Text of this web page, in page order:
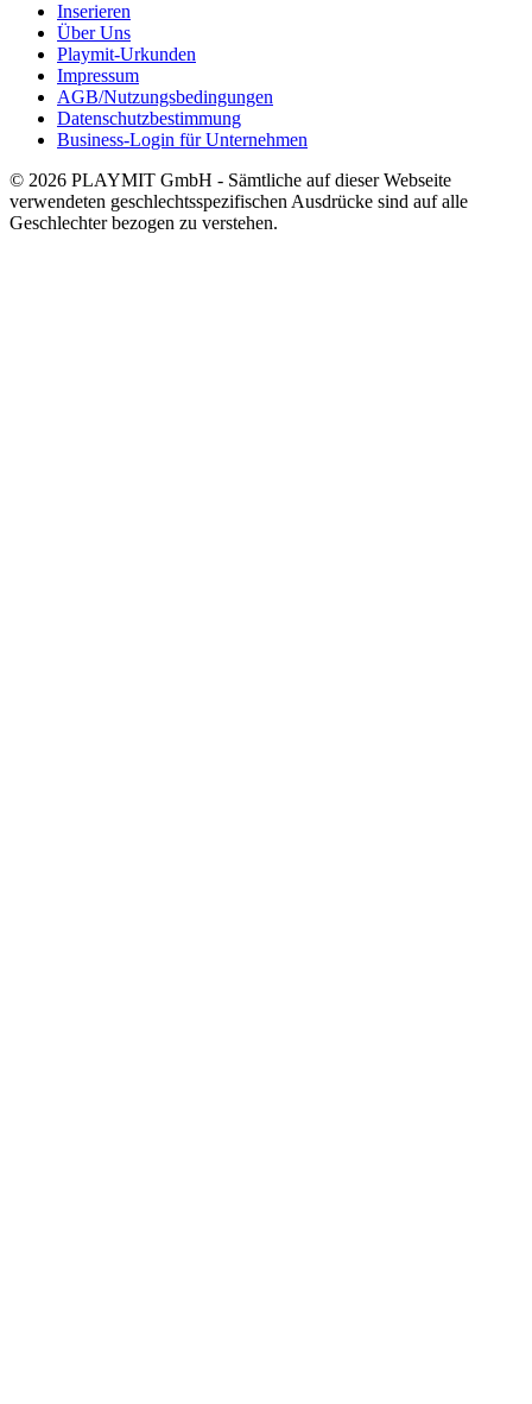
Inserieren
Über Uns
Playmit-Urkunden
Impressum
AGB/Nutzungsbedingungen
Datenschutzbestimmung
Business-Login für Unternehmen
© 2026 PLAYMIT GmbH - Sämtliche auf dieser Webseite
verwendeten geschlechtsspezifischen Ausdrücke sind auf alle
Geschlechter bezogen zu verstehen.